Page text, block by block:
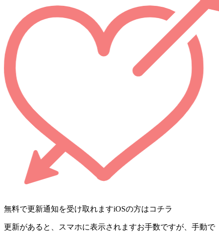
無料で更新通知を受け取れますiOSの方はコチラ
更新があると、スマホに表示されますお手数ですが、手動で